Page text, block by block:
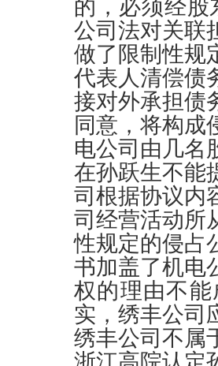
的 ， 必须经股
公司法对关联
做了限制性规
代表人清偿债
接对外承担债
同意 ， 将构成
电公司由几名
在孙跃生不能
司根据协议内
司经营活动所
性规定的侵占
书加盖了机电
权的理由不能
实 ， 绣丰公司
绣丰公司不属